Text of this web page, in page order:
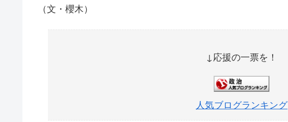
（文・櫻木）
↓応援の一票を！
人気ブログランキング